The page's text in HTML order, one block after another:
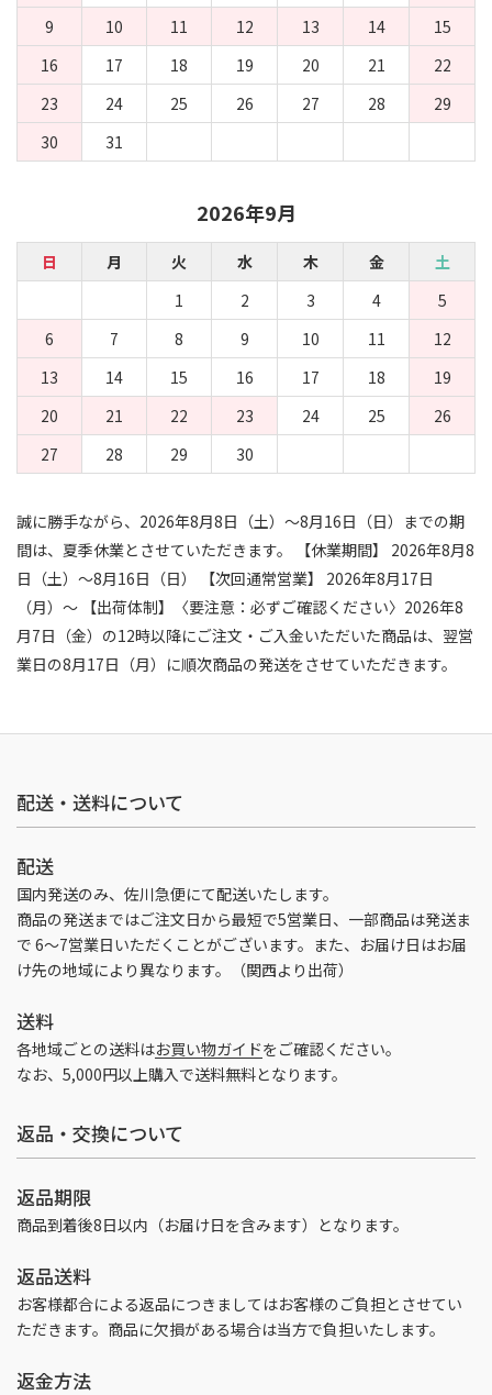
9
10 11 12 13 14
15
16
17 18 19 20 21
22
23
24 25 26 27 28
29
30
31
2026年9月
日 月 火 水 木 金
土
1
2 3 4
5
6
7 8 9 10 11
12
13
14 15 16 17 18
19
20
21 22 23 24 25
26
27
28 29 30
誠に勝手ながら、2026年8月8日（土）～8月16日（日）までの期
間は、夏季休業とさせていただきます。 【休業期間】 2026年8月8
日（土）～8月16日（日） 【次回通常営業】 2026年8月17日
（月）～ 【出荷体制】〈要注意：必ずご確認ください〉2026年8
月7日（金）の12時以降にご注文・ご入金いただいた商品は、翌営
業日の8月17日（月）に順次商品の発送をさせていただきます。
配送・送料について
配送
国内発送のみ、佐川急便にて配送いたします。
商品の発送まではご注文日から最短で5営業日、一部商品は発送ま
で 6～7営業日いただくことがございます。また、お届け日はお届
け先の地域により異なります。（関西より出荷）
送料
各地域ごとの送料はお買い物ガイドをご確認ください。
なお、5,000円以上購入で送料無料となります。
返品・交換について
返品期限
商品到着後8日以内（お届け日を含みます）となります。
返品送料
お客様都合による返品につきましてはお客様のご負担とさせてい
ただきます。商品に欠損がある場合は当方で負担いたします。
返金方法